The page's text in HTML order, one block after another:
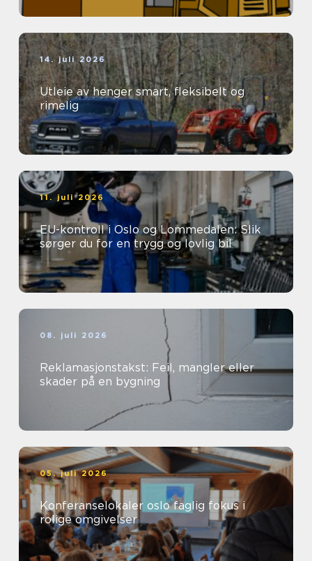
14. juli 2026
Utleie av henger smart, fleksibelt og
rimelig
11. juli 2026
EU-kontroll i Oslo og Lommedalen: Slik
sørger du for en trygg og lovlig bil
08. juli 2026
Reklamasjonstakst: Feil, mangler eller
skader på en bygning
05. juli 2026
Konferanselokaler oslo faglig fokus i
rolige omgivelser